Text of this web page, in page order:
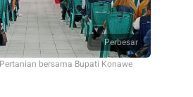
Perbesar
bersama Bupati Konawe